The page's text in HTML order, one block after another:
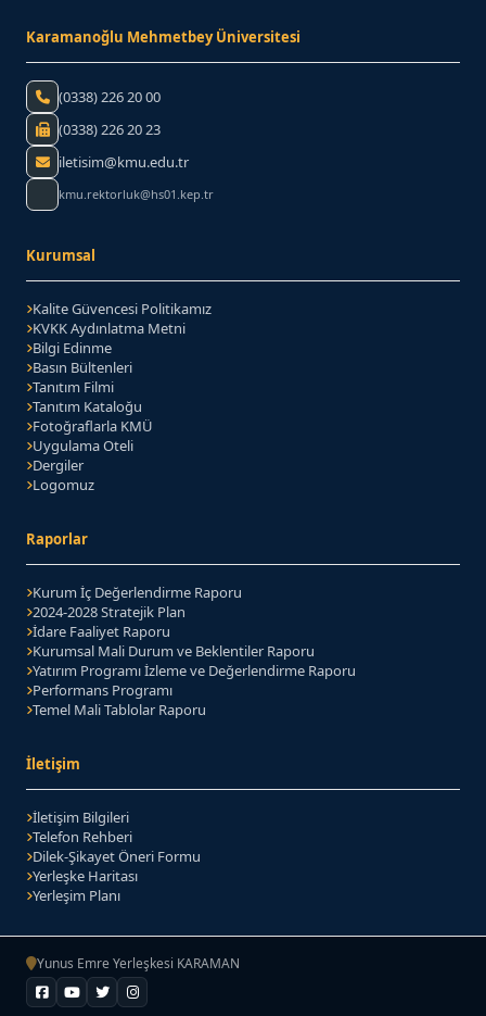
Karamanoğlu Mehmetbey Üniversitesi
Telefon:
(0338) 226 20 00
Faks:
(0338) 226 20 23
iletisim@kmu.edu.tr
kmu.rektorluk@hs01.kep.tr
Kurumsal
Kalite Güvencesi Politikamız
KVKK Aydınlatma Metni
Bilgi Edinme
Basın Bültenleri
Tanıtım Filmi
Tanıtım Kataloğu
(PDF belgesi)
Fotoğraflarla KMÜ
Uygulama Oteli
Dergiler
Logomuz
Raporlar
Kurum İç Değerlendirme Raporu
2024-2028 Stratejik Plan
(PDF belgesi)
İdare Faaliyet Raporu
Kurumsal Mali Durum ve Beklentiler Raporu
Yatırım Programı İzleme ve Değerlendirme Raporu
Performans Programı
Temel Mali Tablolar Raporu
İletişim
İletişim Bilgileri
Telefon Rehberi
Dilek-Şikayet Öneri Formu
Yerleşke Haritası
Yerleşim Planı
Yunus Emre Yerleşkesi KARAMAN